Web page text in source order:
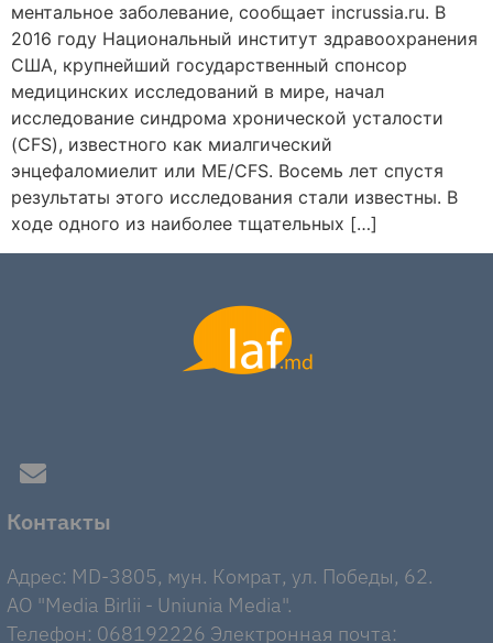
ментальное заболевание, сообщает incrussia.ru. В
2016 году Национальный институт здравоохранения
США, крупнейший государственный спонсор
медицинских исследований в мире, начал
исследование синдрома хронической усталости
(CFS), известного как миалгический
энцефаломиелит или ME/CFS. Восемь лет спустя
результаты этого исследования стали известны. В
ходе одного из наиболее тщательных […]
Контакты
Адрес: MD-3805, мун. Комрат, ул. Победы, 62.
AO "Media Birlii - Uniunia Media".
Телефон: 068192226 Электронная почта: